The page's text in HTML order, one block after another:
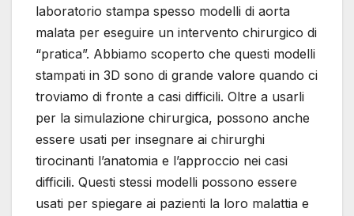
laboratorio stampa spesso modelli di aorta
malata per eseguire un intervento chirurgico di
“pratica”. Abbiamo scoperto che questi modelli
stampati in 3D sono di grande valore quando ci
troviamo di fronte a casi difficili. Oltre a usarli
per la simulazione chirurgica, possono anche
essere usati per insegnare ai chirurghi
tirocinanti l’anatomia e l’approccio nei casi
difficili. Questi stessi modelli possono essere
usati per spiegare ai pazienti la loro malattia e